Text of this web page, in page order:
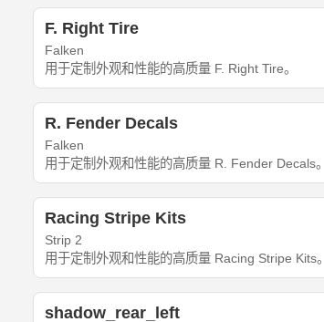
F. Right Tire
Falken
用于定制外观和性能的高质量 F. Right Tire。
R. Fender Decals
Falken
用于定制外观和性能的高质量 R. Fender Decals。
Racing Stripe Kits
Strip 2
用于定制外观和性能的高质量 Racing Stripe Kits。
shadow_rear_left